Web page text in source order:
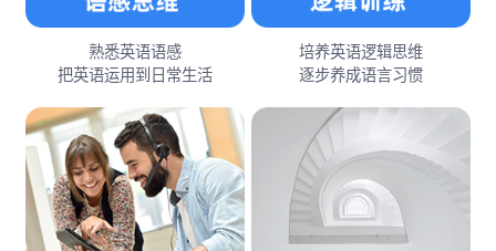
熟悉英语语感
把英语运用到日常生活
培养英语逻辑思维
逐步养成语言习惯